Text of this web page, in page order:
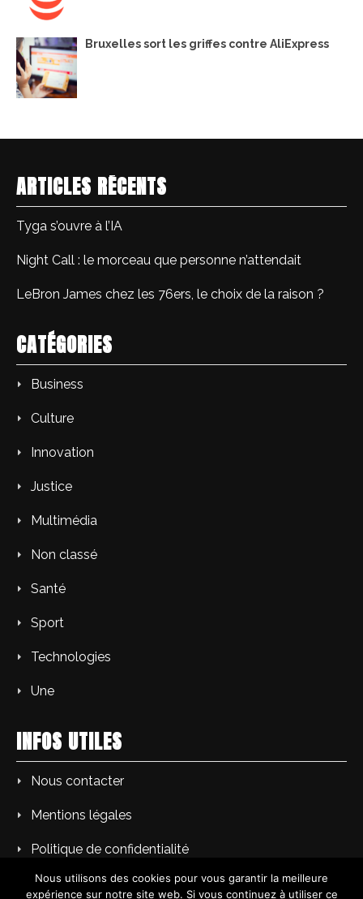
Bruxelles sort les griffes contre AliExpress
ARTICLES RÉCENTS
Tyga s’ouvre à l’IA
Night Call : le morceau que personne n’attendait
LeBron James chez les 76ers, le choix de la raison ?
CATÉGORIES
Business
Culture
Innovation
Justice
Multimédia
Non classé
Santé
Sport
Technologies
Une
INFOS UTILES
Nous contacter
Mentions légales
Politique de confidentialité
Nous utilisons des cookies pour vous garantir la meilleure
expérience sur notre site web. Si vous continuez à utiliser ce